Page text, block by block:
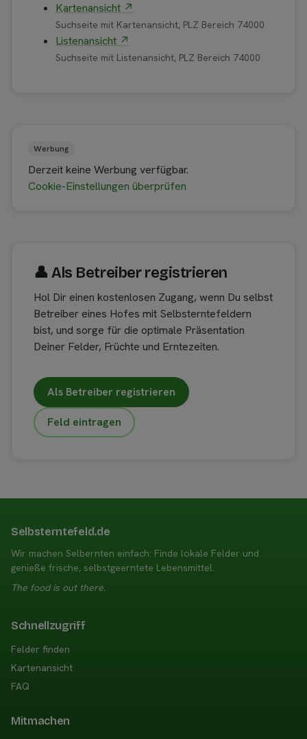
Kartenansicht ↗
Suchseite mit Kartenansicht, PLZ Bereich 74000
Listenansicht ↗
Suchseite mit Listenansicht, PLZ Bereich 74000
Werbung
Derzeit keine Werbung verfügbar.
Cookie-Einstellungen überprüfen
👤︎ Als Betreiber registrieren
Hol Dir einen kostenlosen Zugang, wenn Du selbst
Betreiber eines Hofes mit Selbsterntefeldern
bist, und sorge für die optimale Präsentation
Deiner Felder, Früchte und Erntezeiten.
Als Betreiber registrieren
Feld eintragen
Selbsterntefeld.de
Wir machen Selbernten einfach: Finde lokale Felder und
genieße frische, selbstgeerntete Lebensmittel.
The food is out there.
Schnellzugriff
Felder finden
Kartenansicht
FAQ
Mitmachen